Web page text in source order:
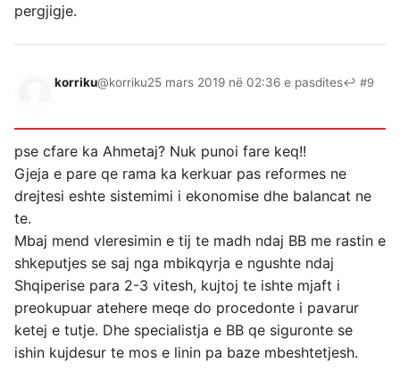
pergjigje.
korriku@korriku25 mars 2019 në 02:36 e pasdites↩ #9
pse cfare ka Ahmetaj? Nuk punoi fare keq!!
Gjeja e pare qe rama ka kerkuar pas reformes ne
drejtesi eshte sistemimi i ekonomise dhe balancat ne
te.
Mbaj mend vleresimin e tij te madh ndaj BB me rastin e
shkeputjes se saj nga mbikqyrja e ngushte ndaj
Shqiperise para 2-3 vitesh, kujtoj te ishte mjaft i
preokupuar atehere meqe do procedonte i pavarur
ketej e tutje. Dhe specialistja e BB qe siguronte se
ishin kujdesur te mos e linin pa baze mbeshtetjesh.